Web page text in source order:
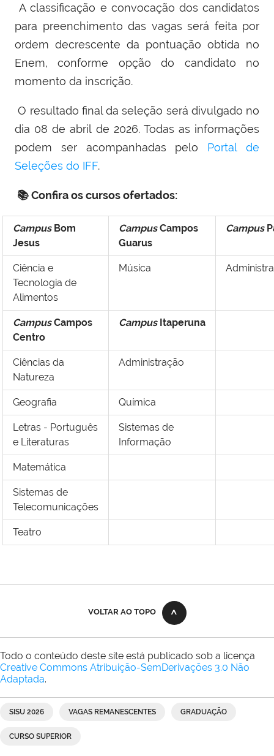
A classificação e convocação dos candidatos
para preenchimento das vagas será feita por
ordem decrescente da pontuação obtida no
Enem, conforme opção do candidato no
momento da inscrição.
O resultado final da seleção será divulgado no
dia 08 de abril de 2026. Todas as informações
podem ser acompanhadas pelo Portal de
Seleções do IFF.
📚 Confira os cursos ofertados:
Campus Bom
Jesus
CampusCampos
Guarus
Campus
Ciência e
Tecnologia de
Alimentos
Música
CampusCampos
Centro
Campus Itaperuna
Ciências da
Natureza
Administração
Geografia Química
Letras - Português
e Literaturas
Sistemas de
Informação
Matemática
Sistemas de
Telecomunicações
Teatro
VOLTAR AO TOPO
Todo o conteúdo deste site está publicado sob a licença
Creative Commons Atribuição-SemDerivações 3.0 Não
Adaptada.
SISU 2026 VAGAS REMANESCENTES GRADUAÇÃO
CURSO SUPERIOR